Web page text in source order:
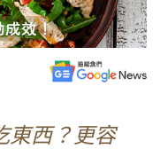
東西？更容